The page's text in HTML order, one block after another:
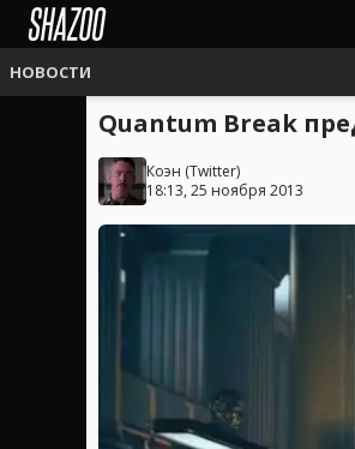
НОВОСТИ
Quantum Break
Коэн (Twitter)
18:13, 25 ноября 2013